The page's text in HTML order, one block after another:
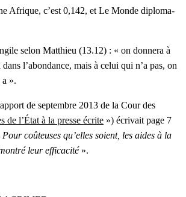
Afrique, c’est 0,142, et Le Monde diplo­ma­
selon Mat­thieu (13.12) : « on don­ne­ra à
l’a­bon­dance, mais à celui qui n’a pas, on
».
de sep­tembre 2013 de la Cour des
de l’État à la presse écrite ») écri­vait page 7
Pour coû­teuses qu’elles soient, les aides à la
leur effi­ca­ci­té».